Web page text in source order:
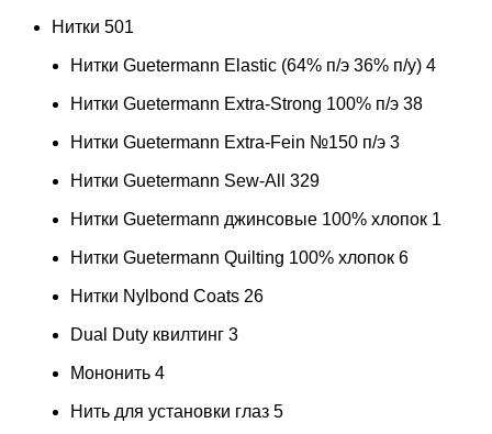
Нитки 501
Нитки Guetermann Elastic (64% п/э 36% п/у) 4
Нитки Guetermann Extra-Strong 100% п/э 38
Нитки Guetermann Extra-Fein №150 п/э 3
Нитки Guetermann Sew-All 329
Нитки Guetermann джинсовые 100% хлопок 1
Нитки Guetermann Quilting 100% хлопок 6
Нитки Nylbond Coats 26
Dual Duty квилтинг 3
Мононить 4
Нить для установки глаз 5